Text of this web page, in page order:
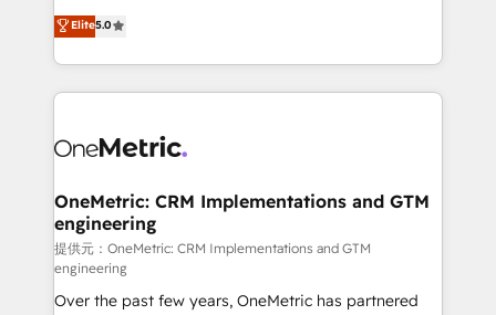
the United States, EU, UAE, Mexico and Latin
America. From casual user to super fan: make
grow with clarity, confidence, and intelligence.
Operating across the UK, Netherlands, Ireland, and
Canada, we’ve delivered thousands of successful
HubSpot projects for mid-market and enterprise
combine HubSpot, data, and AI to design connected
and technology for predictable, scalable revenue
growth. Our expertise spans RevOps, CRM and data
architecture, AI enablement, and strategic marketing,
delivered through our proprietary FLAIR framework
for responsible AI adoption. As a HubSpot Elite
Elite5.0
OneMetric: CRM Implementations and GTM
engineering
提供元：OneMetric: CRM Implementations and GTM
engineering
Over the past few years, OneMetric has partnered